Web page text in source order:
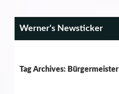
Werner's Newsticker
Tag Archives: Bürgermeister